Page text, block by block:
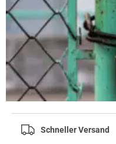
Schneller Versand